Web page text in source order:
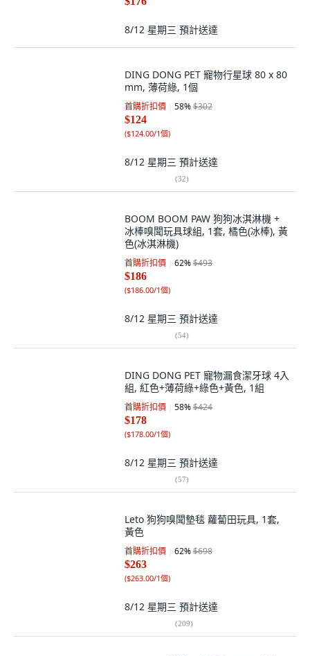
8/12 星期三 預計送達
DING DONG PET 寵物行星球 80 x 80
mm, 薄荷綠, 1個
首購折扣價 58%$302
$124
($124.00/1個)
8/12 星期三 預計送達
(32)
BOOM BOOM PAW 狗狗冰淇淋機 +
冰棒嗅聞玩具球組, 1套, 橘色(冰棒), 黃
色(冰淇淋機)
首購折扣價 62%$493
$186
($186.00/1個)
8/12 星期三 預計送達
(54)
DING DONG PET 寵物漏食潔牙球 4入
組, 紅色+薄荷綠+綠色+黃色, 1組
首購折扣價 58%$424
$178
($178.00/1個)
8/12 星期三 預計送達
(57)
Leto 狗狗嗅聞墊毯 蘿蔔田玩具, 1套,
黃色
首購折扣價 62%$698
$263
($263.00/1個)
8/12 星期三 預計送達
(209)